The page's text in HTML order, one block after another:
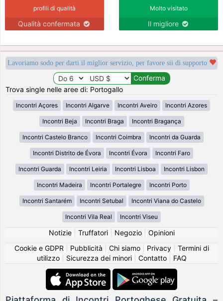
profili di qualità
Qualità confermata
Molto visitato
Il migliore
Lavoriamo sodo per darti il miglior servizio, per favore sii di supporto
Trova single nelle aree di: Portogallo
Incontri Açores Incontri Algarve Incontri Aveiro Incontri Azores
Incontri Beja Incontri Braga Incontri Bragança
Incontri Castelo Branco Incontri Coimbra Incontri da Guarda
Incontri Distrito de Évora Incontri Évora Incontri Faro
Incontri Guarda Incontri Leiria Incontri Lisboa Incontri Lisbon
Incontri Madeira Incontri Portalegre Incontri Porto
Incontri Santarém Incontri Setubal Incontri Viana do Castelo
Incontri Vila Real Incontri Viseu
Notizie| Truffatori| Negozio| Opinioni
Cookie e GDPR
Pubblicità Chi siamo| Privacy| Termini di
utilizzo| Sicurezza dei minori| Contatto| FAQ